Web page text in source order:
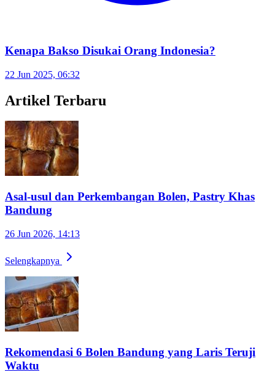
Kenapa Bakso Disukai Orang Indonesia?
22 Jun 2025, 06:32
Artikel Terbaru
Asal-usul dan Perkembangan Bolen, Pastry Khas
Bandung
26 Jun 2026, 14:13
Selengkapnya
Rekomendasi 6 Bolen Bandung yang Laris Teruji
Waktu